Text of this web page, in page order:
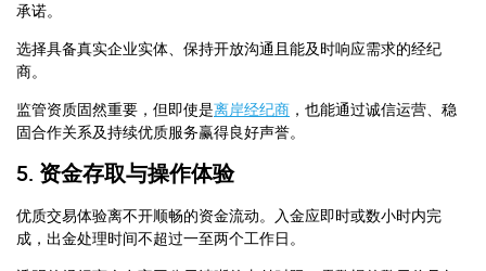
承诺。
选择具备真实企业实体、保持开放沟通且能及时响应需求的经纪
商。
监管资质固然重要，但即使是离岸经纪商 ，也能通过诚信运营、稳
固合作关系及持续优质服务赢得良好声誉。
5. 资金存取与操作体验
优质交易体验离不开顺畅的资金流动。入金应即时或数小时内完
成，出金处理时间不超过一至两个工作日。